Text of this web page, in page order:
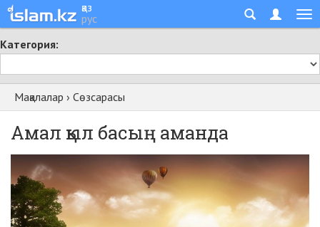
қаз
рус
Категория:
Мақалалар › Сөзсарасы
Амал қыл басың аманда